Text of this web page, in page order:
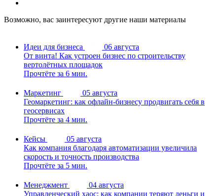
Возможно, вас заинтересуют другие наши материалы
Идеи для бизнеса
06 августа
От винта! Как устроен бизнес по строительству
вертолётных площадок
Прочтёте за 6 мин.
Маркетинг
05 августа
Геомаркетинг: как офлайн-бизнесу продвигать себя в
геосервисах
Прочтёте за 4 мин.
Кейсы
05 августа
Как компания благодаря автоматизации увеличила
скорость и точность производства
Прочтёте за 5 мин.
Менеджмент
04 августа
Управленческий хаос: как компании теряют деньги и